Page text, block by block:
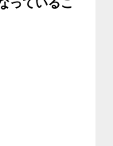
っているこ